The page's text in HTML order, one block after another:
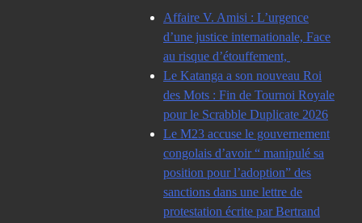
Affaire V. Amisi : L’urgence
d’une justice internationale, Face
au risque d’étouffement,
Le Katanga a son nouveau Roi
des Mots : Fin de Tournoi Royale
pour le Scrabble Duplicate 2026
Le M23 accuse le gouvernement
congolais d’avoir “ manipulé sa
position pour l’adoption” des
sanctions dans une lettre de
protestation écrite par Bertrand